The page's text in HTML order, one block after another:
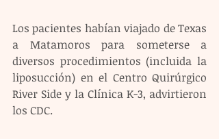
Los pacientes habían viajado de Texas
a Matamoros para someterse a
diversos procedimientos (incluida la
liposucción) en el Centro Quirúrgico
River Side y la Clínica K-3, advirtieron
los CDC.